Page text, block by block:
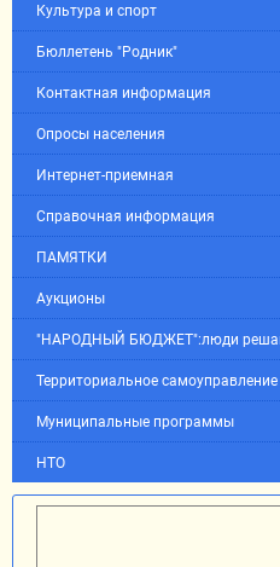
Культура и спорт
Бюллетень "Родник"
Контактная информация
Опросы населения
Интернет-приемная
Справочная информация
ПАМЯТКИ
Аукционы
"НАРОДНЫЙ БЮДЖЕТ":люди
Территориальное самоуправление
Муниципальные программы
НТО